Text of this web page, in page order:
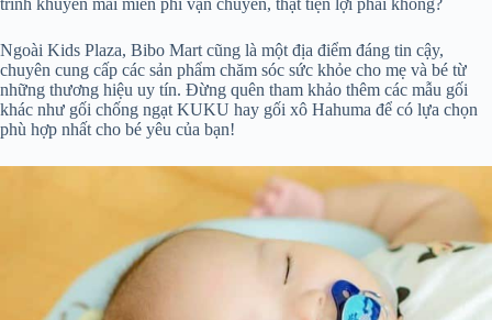
trình khuyến mãi miễn phí vận chuyển, thật tiện lợi phải không?
Ngoài Kids Plaza, Bibo Mart cũng là một địa điểm đáng tin cậy,
chuyên cung cấp các sản phẩm chăm sóc sức khỏe cho mẹ và bé từ
những thương hiệu uy tín. Đừng quên tham khảo thêm các mẫu gối
khác như gối chống ngạt KUKU hay gối xô Hahuma để có lựa chọn
phù hợp nhất cho bé yêu của bạn!